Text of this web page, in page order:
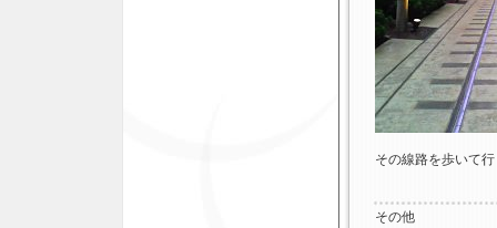
その線路を歩いて
その他